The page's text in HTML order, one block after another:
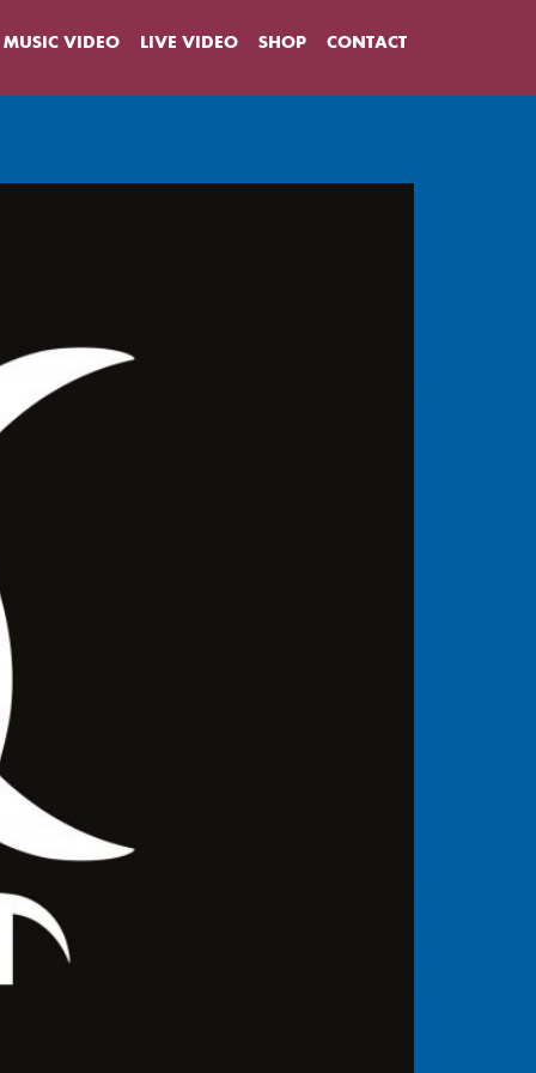
MUSIC VIDEO LIVE VIDEO SHOP CONTACT